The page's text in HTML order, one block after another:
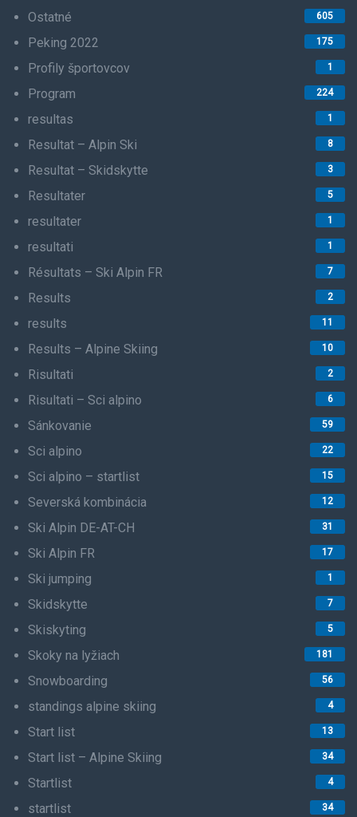
Ostatné 605
Peking 2022 175
Profily športovcov 1
Program 224
resultas 1
Resultat – Alpin Ski 8
Resultat – Skidskytte 3
Resultater 5
resultater 1
resultati 1
Résultats – Ski Alpin FR 7
Results 2
results 11
Results – Alpine Skiing 10
Risultati 2
Risultati – Sci alpino 6
Sánkovanie 59
Sci alpino 22
Sci alpino – startlist 15
Severská kombinácia 12
Ski Alpin DE-AT-CH 31
Ski Alpin FR 17
Ski jumping 1
Skidskytte 7
Skiskyting 5
Skoky na lyžiach 181
Snowboarding 56
standings alpine skiing 4
Start list 13
Start list – Alpine Skiing 34
Startlist 4
startlist 34